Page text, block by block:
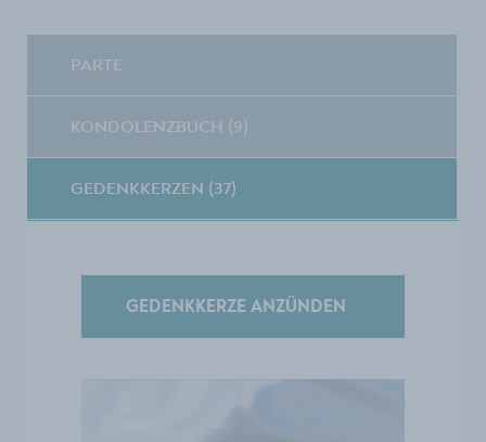
PARTE
KONDOLENZBUCH (9)
GEDENKKERZEN (37)
GEDENKKERZE ANZÜNDEN